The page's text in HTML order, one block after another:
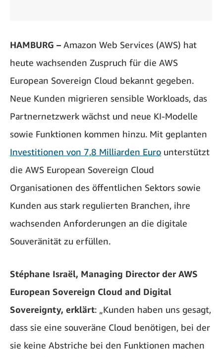
HAMBURG – Amazon Web Services (AWS) hat
heute wachsenden Zuspruch für die AWS
European Sovereign Cloud bekannt gegeben.
Neue Kunden migrieren sensible Workloads, das
Partnernetzwerk wächst und neue KI-Modelle
sowie Funktionen kommen hinzu. Mit geplanten
Investitionen von 7,8 Milliarden Euro unterstützt
die AWS European Sovereign Cloud
Organisationen des öffentlichen Sektors sowie
Kunden aus stark regulierten Branchen, ihre
wachsenden Anforderungen an die digitale
Souveränität zu erfüllen.
Stéphane Israël, Managing Director der AWS
European Sovereign Cloud and Digital
Sovereignty, erklärt: „Kunden haben uns gesagt,
dass sie eine souveräne Cloud benötigen, bei der
sie keine Abstriche bei den Funktionen machen